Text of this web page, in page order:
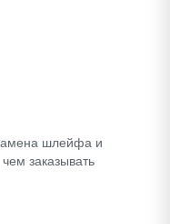
шлейфа и
заказывать